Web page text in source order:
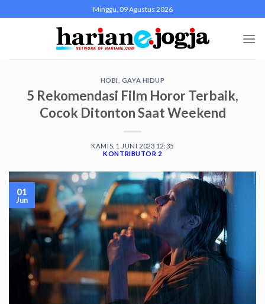
to
Minggu, 09 Agustus 2026
HOBI GAYA HIDUP
5 Rekomendasi Film Horor Terbaik,
Cocok Ditonton Saat Weekend
KAMIS, 1 JUNI 2023 12:35
KONTRIBUTOR 2
01
Jun